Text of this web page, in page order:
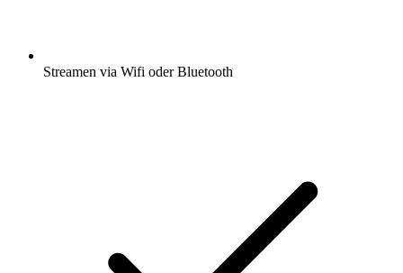
Streamen via Wifi oder Bluetooth